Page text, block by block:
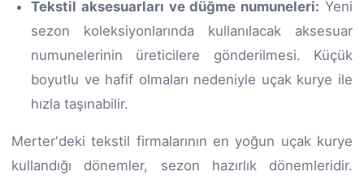
Tekstil aksesuarları ve düğme numuneleri: Yeni
sezon koleksiyonlarında kullanılacak aksesuar
numunelerinin üreticilere gönderilmesi. Küçük
boyutlu ve hafif olmaları nedeniyle uçak kurye ile
hızla taşınabilir.
Merter'deki tekstil firmalarının en yoğun uçak kurye
kullandığı dönemler, sezon hazırlık dönemleridir.